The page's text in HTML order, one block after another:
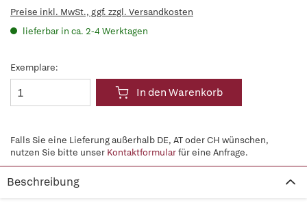
Preise inkl. MwSt., ggf. zzgl. Versandkosten
lieferbar in ca. 2-4 Werktagen
Exemplare:
In den Warenkorb
Falls Sie eine Lieferung außerhalb DE, AT oder CH wünschen,
nutzen Sie bitte unser Kontaktformularfür eine Anfrage.
Beschreibung